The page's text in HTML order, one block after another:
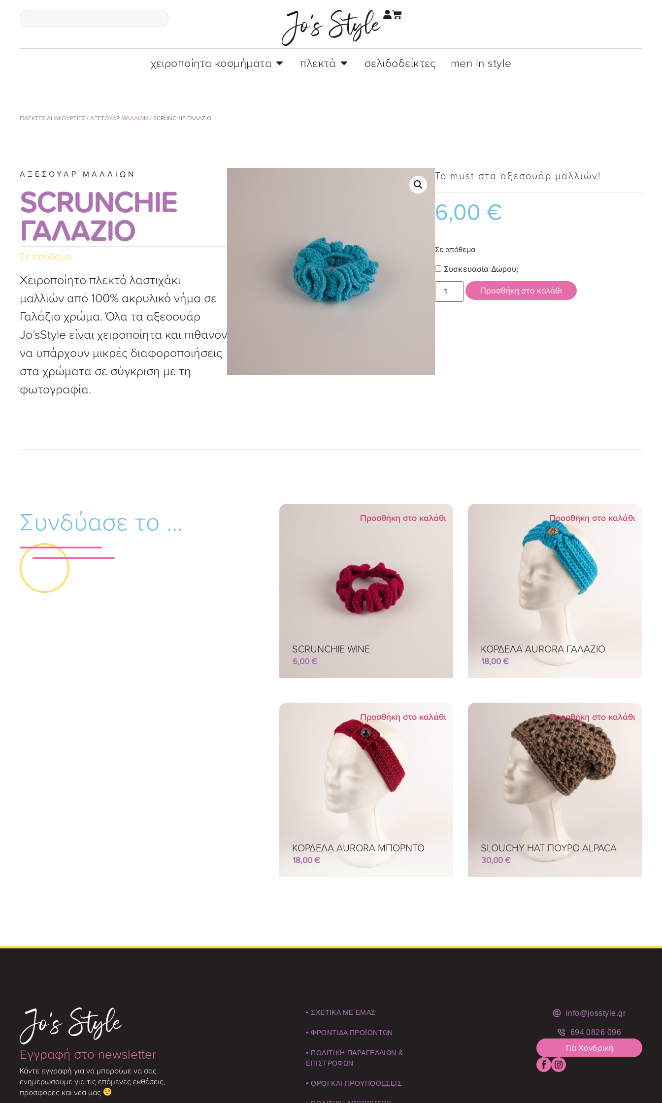
χειροποίητα κοσμήματα πλεκτά σελιδοδείκτες men in style
ΠΛΕΚΤΕΣ ΔΗΜΙΟΥΡΓΙΕΣ /ΑΞΕΣΟΥΑΡ ΜΑΛΛΙΩΝ / SCRUNCHIE ΓΑΛΑΖΙΟ
ΑΞΕΣΟΥΑΡ ΜΑΛΛΙΩΝ
SCRUNCHIE
ΓΑΛΑΖΙΟ
Σε απόθεμα
Χειροποίητο πλεκτό λαστιχάκι
μαλλιών από 100% ακρυλικό νήμα σε
Γαλάζιο χρώμα. Όλα τα αξεσουάρ
Jo’sStyle είναι χειροποίητα και πιθανόν
να υπάρχουν μικρές διαφοροποιήσεις
στα χρώματα σε σύγκριση με τη
φωτογραφία.
Το must στα αξεσουάρ μαλλιών!
6,00 €
Σε απόθεμα
Συσκευασία Δώρου;
Προσθήκη στο καλάθι
Συνδύασε το ... Προσθήκη στο καλάθι
SCRUNCHIE WINE
6,00€
Προσθήκη στο καλάθι
ΚΟΡΔΕΛΑ AURORA ΓΑΛΑΖΙΟ
18,00€
Προσθήκη στο καλάθι
ΚΟΡΔΕΛΑ AURORA ΜΠΟΡΝΤΟ
18,00€
Προσθήκη στο καλάθι
SLOUCHY HAT ΠΟΥΡΟ ALPACA
30,00€
Εγγραφή στο newsletter
Κάντε εγγραφή για να μπορούμε να σας
ενημερώσουμε για τις επόμενες εκθέσεις,
προσφορές και νέα μας
• ΣΧΕΤΙΚΑ ΜΕ ΕΜΑΣ
• ΦΡΟΝΤΙΔΑ ΠΡΟΪΟΝΤΩΝ
• ΠΟΛΙΤΙΚΗ ΠΑΡΑΓΕΛΛΙΩΝ &
ΕΠΙΣΤΡΟΦΩΝ
• ΟΡΟΙ ΚΑΙ ΠΡΟΥΠΟΘΕΣΕΙΣ
info@josstyle.gr
694 0826 096
Για Χονδρική